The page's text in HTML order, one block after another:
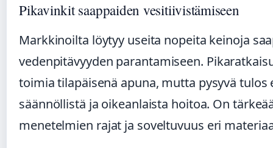
Pikavinkit saappaiden vesitiivistämiseen
Markkinoilta löytyy useita nopeita keinoja
vedenpitävyyden parantamiseen.
toimia tilapäisenä apuna, mutta pysyvä tulos
säännöllistä ja oikeanlaista hoitoa. On
menetelmien rajat ja soveltuvuus eri